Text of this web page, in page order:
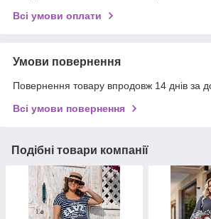
Всі умови оплати
Умови повернення
Повернення товару впродовж 14 днів за
Всі умови повернення
Подібні товари компанії